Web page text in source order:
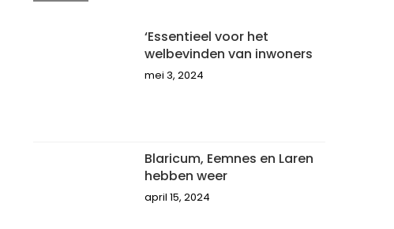
‘Essentieel voor het
welbevinden van inwoners
mei 3, 2024
Blaricum, Eemnes en Laren
hebben weer
april 15, 2024